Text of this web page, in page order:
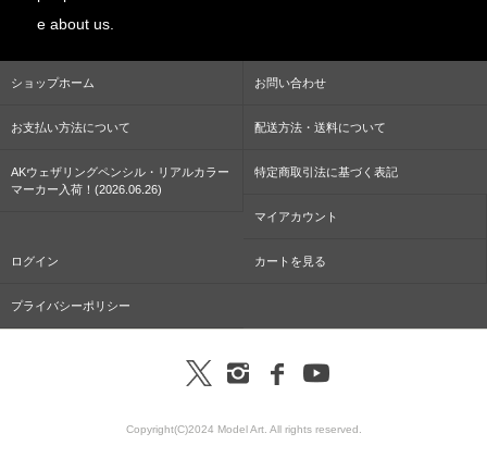
e about us.
ショップホーム お問い合わせ
お支払い方法について 配送方法・送料について
AKウェザリングペンシル・リアルカラー
マーカー入荷！(2026.06.26)
特定商取引法に基づく表記
マイアカウント
ログイン カートを見る
プライバシーポリシー
Copyright(C)2024 Model Art. All rights reserved.